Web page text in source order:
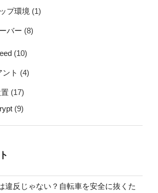
プ環境 (1)
バー (8)
(10)
ト (4)
(17)
(9)
違反じゃない？自転車を安全に抜くた